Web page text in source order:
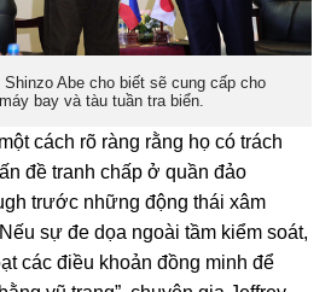
Abe cho biết sẽ cung cấp cho
bay và tàu tuần tra biển.
cách rõ ràng rằng họ có trách
đề tranh chấp ở quần đảo
trước những động thái xâm
sự đe dọa ngoài tầm kiểm soát,
các điều khoản đồng minh để